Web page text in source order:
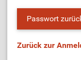
Zurück zur